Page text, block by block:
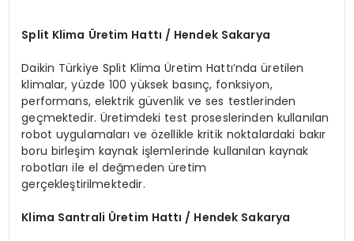
Split Klima Üretim Hattı / Hendek Sakarya
Daikin Türkiye Split Klima Üretim Hattı’nda üretilen
klimalar, yüzde 100 yüksek basınç, fonksiyon,
performans, elektrik güvenlik ve ses testlerinden
geçmektedir. Üretimdeki test proseslerinden kullanılan
robot uygulamaları ve özellikle kritik noktalardaki bakır
boru birleşim kaynak işlemlerinde kullanılan kaynak
robotları ile el değmeden üretim
gerçekleştirilmektedir.
Klima Santrali Üretim Hattı / Hendek Sakarya